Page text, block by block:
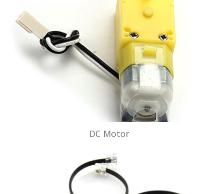
DC Motor